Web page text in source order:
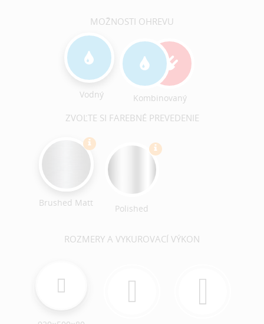
MOŽNOSTI OHREVU
Vodný Kombinovaný
ZVOĽTE SI FAREBNÉ PREVEDENIE
Brushed Matt Polished
ROZMERY A VYKUROVACÍ VÝKON